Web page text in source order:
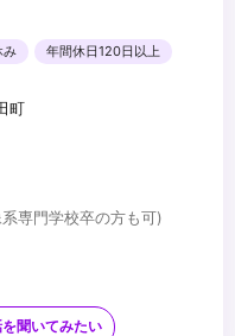
み 年間休日120日以上
町
専門学校卒の方も可)
インソフトを使用できる
聞いてみたい